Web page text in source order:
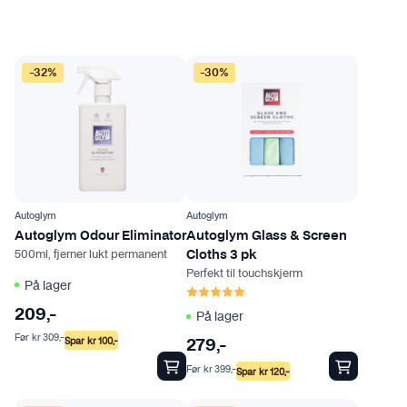
-32%
Autoglym
Autoglym Odour Eliminator
500ml, fjerner lukt permanent
På lager
209,-
Spar kr100,-
Før kr309,-
-30%
Autoglym
Autoglym Glass & Screen
Cloths 3 pk
Perfekt til touchskjerm
Karakter:
På lager
279,-
Spar kr120,-
Før kr399,-